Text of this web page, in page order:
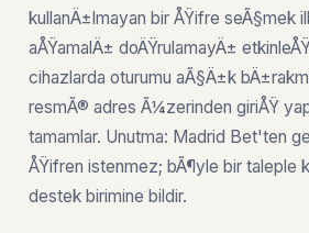
kullanÄ±lmayan bir ÅŸifre seÃ§mek
aÅŸamalÄ± doÄŸrulamayÄ±
cihazlarda oturumu aÃ§Ä±k
resmÃ® adres Ã¼zerinden giriÅŸ
tamamlar. Unutma: Madrid Bet'ten
ÅŸifren istenmez; bÃ¶yle bir taleple
destek birimine bildir.